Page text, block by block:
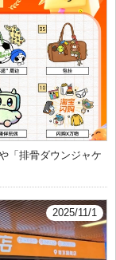
「排骨ダウンジャケ
2025/11/1